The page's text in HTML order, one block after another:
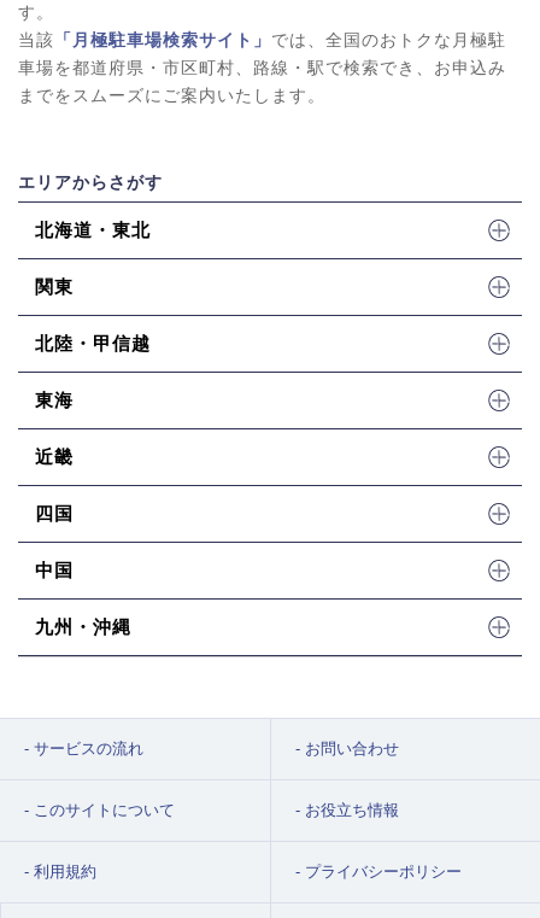
す。
当該 「月極駐車場検索サイト」 では、全国のおトクな月極駐
車場を都道府県・市区町村、路線・駅で検索でき、お申込み
までをスムーズにご案内いたします。
エリアからさがす
北海道・東北
関東
北陸・甲信越
東海
近畿
四国
中国
九州・沖縄
サービスの流れ お問い合わせ
このサイトについて お役立ち情報
利用規約 プライバシーポリシー